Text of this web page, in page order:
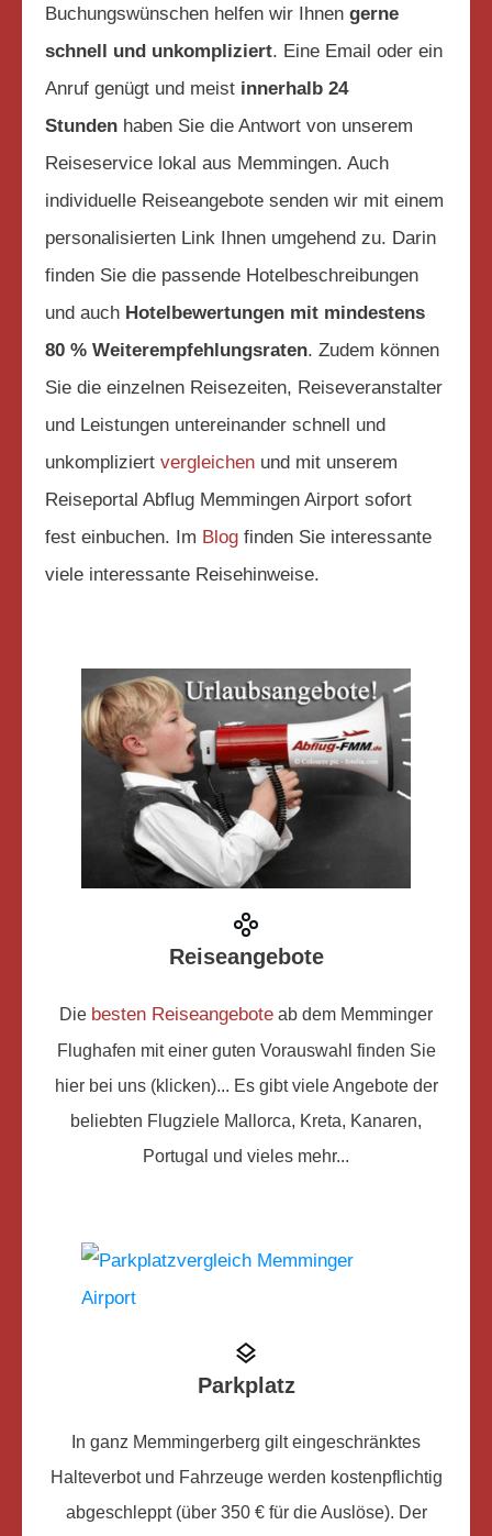
Buchungswünschen helfen wir Ihnen gerne
schnell und unkompliziert. Eine Email oder ein
Anruf genügt und meist innerhalb 24
Stunden haben Sie die Antwort von unserem
Reiseservice lokal aus Memmingen. Auch
individuelle Reiseangebote senden wir mit einem
personalisierten Link Ihnen umgehend zu. Darin
finden Sie die passende Hotelbeschreibungen
und auch Hotelbewertungen mit mindestens
80 % Weiterempfehlungsraten. Zudem können
Sie die einzelnen Reisezeiten, Reiseveranstalter
und Leistungen untereinander schnell und
unkompliziert vergleichen und mit unserem
Reiseportal Abflug Memmingen Airport sofort
fest einbuchen. Im Blog finden Sie interessante
viele interessante Reisehinweise.
Reiseangebote
Die besten Reiseangebote ab dem Memminger
Flughafen mit einer guten Vorauswahl finden Sie
hier bei uns (klicken)... Es gibt viele Angebote der
beliebten Flugziele Mallorca, Kreta, Kanaren,
Portugal und vieles mehr...
Parkplatz
In ganz Memmingerberg gilt eingeschränktes
Halteverbot und Fahrzeuge werden kostenpflichtig
abgeschleppt (über 350 € für die Auslöse). Der